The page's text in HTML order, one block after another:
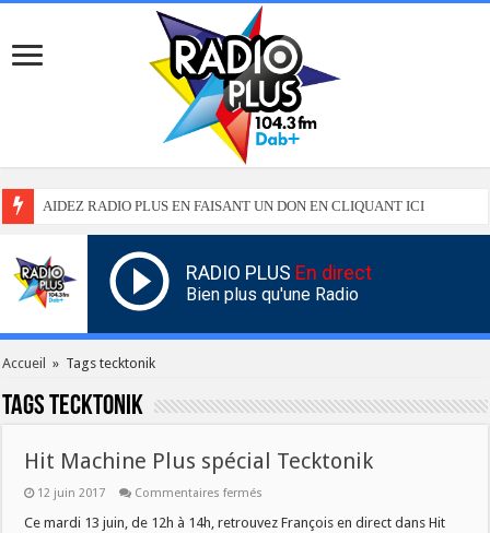
AIDEZ RADIO PLUS EN FAISANT UN DON EN CLIQUANT ICI
RADIO PLUS En direct
Bien plus qu'une Radio
Accueil » Tags tecktonik
Tagstecktonik
Hit Machine Plus spécial Tecktonik
12 juin 2017 Commentaires fermés
Machine
Ce mardi 13 juin, de 12h à 14h, retrouvez François en direct dans Hit